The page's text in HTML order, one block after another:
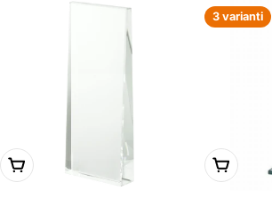
PIEVIENOT GROZAM
3 varianti